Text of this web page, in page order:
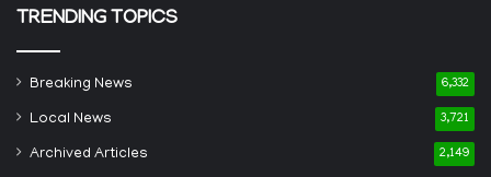
TRENDING TOPICS
Breaking News 6,332
Local News 3,721
Archived Articles 2,149